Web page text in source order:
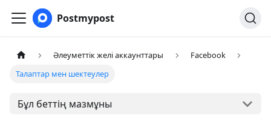
Postmypost
Әлеуметтік желі аккаунттары
Facebook
Талаптар мен шектеулер
Бұл беттің мазмұны